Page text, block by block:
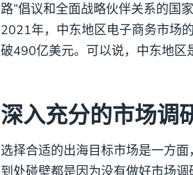
路”倡议和全面战略伙伴关系的国
2021年，中东地区电子商务市场
破490亿美元。可以说，中东地区
深入充分的市场调
选择合适的出海目标市场是一方
到处碰壁都是因为没有做好市场